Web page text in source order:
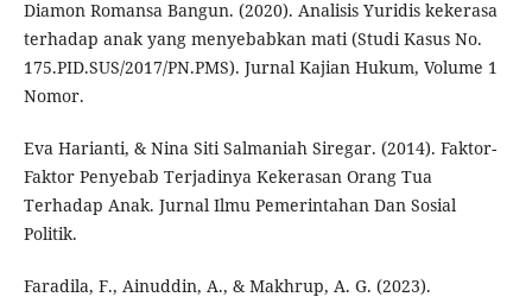
Diamon Romansa Bangun. (2020). Analisis Yuridis kekerasa
terhadap anak yang menyebabkan mati (Studi Kasus No.
175.PID.SUS/2017/PN.PMS). Jurnal Kajian Hukum, Volume 1
Nomor.
Eva Harianti, & Nina Siti Salmaniah Siregar. (2014). Faktor-
Faktor Penyebab Terjadinya Kekerasan Orang Tua
Terhadap Anak. Jurnal Ilmu Pemerintahan Dan Sosial
Politik.
Faradila, F., Ainuddin, A., & Makhrup, A. G. (2023).